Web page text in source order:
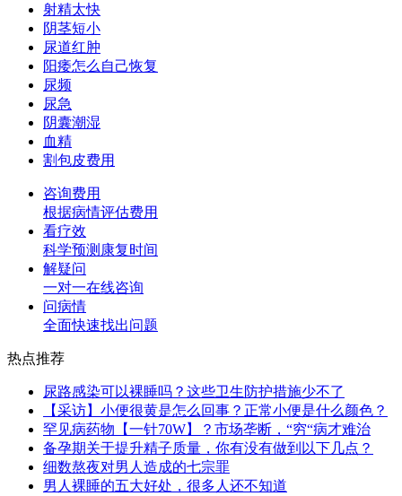
射精太快
阴茎短小
尿道红肿
阳痿怎么自己恢复
尿频
尿急
阴囊潮湿
血精
割包皮费用
咨询费用
根据病情评估费用
看疗效
科学预测康复时间
解疑问
一对一在线咨询
问病情
全面快速找出问题
热点推荐
尿路感染可以裸睡吗？这些卫生防护措施少不了
【采访】小便很黄是怎么回事？正常小便是什么颜色？
罕见病药物【一针70W】？市场垄断，“穷“病才难治
备孕期关于提升精子质量，你有没有做到以下几点？
细数熬夜对男人造成的七宗罪
男人裸睡的五大好处，很多人还不知道